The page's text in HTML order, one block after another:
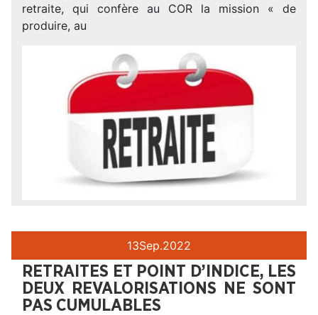
retraite, qui confère au COR la mission « de
produire, au
13Sep.2022
RETRAITES ET POINT D’INDICE, LES
DEUX REVALORISATIONS NE SONT
PAS CUMULABLES